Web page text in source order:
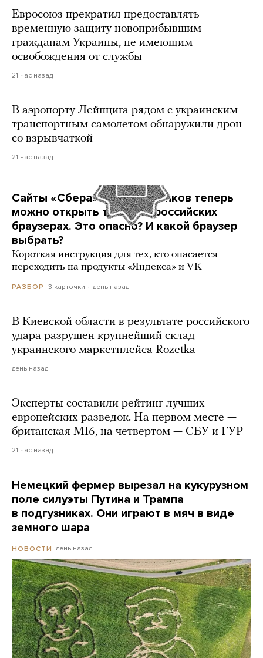
Евросоюз прекратил предоставлять
временную защиту новоприбывшим
гражданам Украины, не имеющим
освобождения от службы
21 час назад
В аэропорту Лейпцига рядом с украинским
транспортным самолетом обнаружили дрон
со взрывчаткой
21 час назад
Сайты «Сбера» и других банков теперь
можно открыть только в российских
браузерах. Это опасно? И какой браузер
выбрать?
Короткая инструкция для тех, кто опасается
переходить на продукты «Яндекса» и VK
РАЗБОР 3 карточки день назад
В Киевской области в результате российского
удара разрушен крупнейший склад
украинского маркетплейса Rozetka
день назад
Эксперты составили рейтинг лучших
европейских разведок. На первом месте —
британская MI6, на четвертом — СБУ и ГУР
21 час назад
Немецкий фермер вырезал на кукурузном
поле силуэты Путина и Трампа
в подгузниках. Они играют в мяч в виде
земного шара
НОВОСТИ день назад